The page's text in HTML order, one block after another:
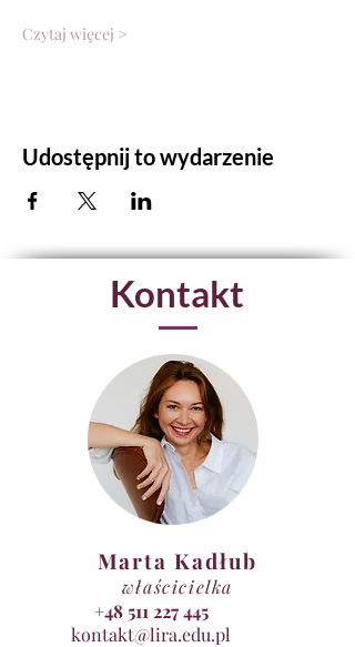
Czytaj więcej >
Udostępnij to wydarzenie
Kontakt
Marta Kadłub
właścicielka
+48 511 227 445
kontakt@lira.edu.pl